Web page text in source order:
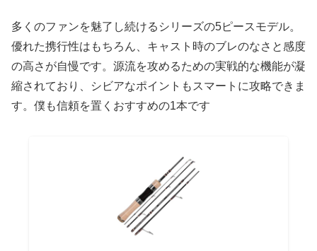
多くのファンを魅了し続けるシリーズの5ピースモデル。
優れた携行性はもちろん、キャスト時のブレのなさと感度
の高さが自慢です。源流を攻めるための実戦的な機能が凝
縮されており、シビアなポイントもスマートに攻略できま
す。僕も信頼を置くおすすめの1本です